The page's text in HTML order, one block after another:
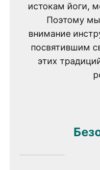
истокам йоги,
Поэтому
внимание
посвятившим
этих